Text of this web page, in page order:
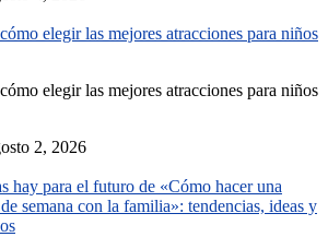
elegir las mejores atracciones para niños
elegir las mejores atracciones para niños
2, 2026
hay para el futuro de «Cómo hacer una
semana con la familia»: tendencias, ideas y